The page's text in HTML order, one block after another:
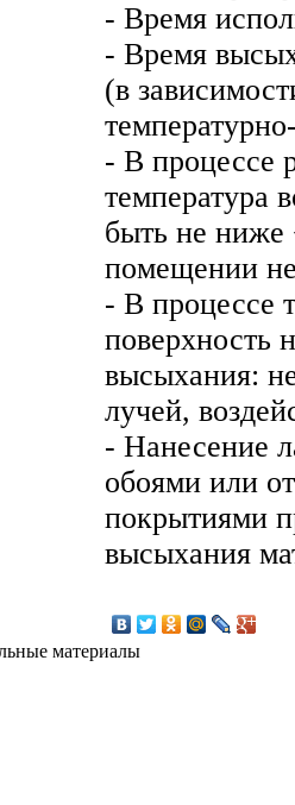
- Время
- Время
(в
- В процессе
температура
быть не ниже
помещении
- В
поверхность
высыхания:
лучей,
- Нанесение
обоями или
покрытиями
высыхания
материалы